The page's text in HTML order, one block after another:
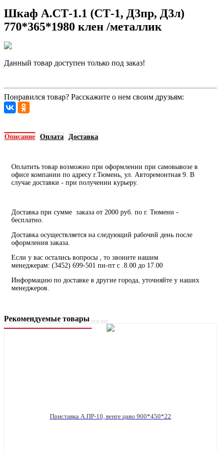
Шкаф А.СТ-1.1 (СТ-1, Д3пр, Д3л)
770*365*1980 клен /металлик
Данный товар доступен только под заказ!
Понравился товар? Расскажите о нем своим друзьям:
Описание Оплата Доставка
Оплатить товар возможно при оформлении при самовывозе в
офисе компании по адресу г.Тюмень, ул. Авторемонтная 9. В
случае доставки - при получении курьеру.
Доставка при сумме заказа от 2000 руб. по г. Тюмени -
бесплатно.
Доставка осуществляется на следующий рабочий день после
оформления заказа.
Если у вас остались вопросы , то звоните нашим
менеджерам: (3452) 699-501 пн-пт с .8.00 до 17.00
Информацию по доставке в другие города, уточняйте у наших
менеджеров.
Рекомендуемые товары
Приставка А.ПР-10, венге цаво 900*450*22